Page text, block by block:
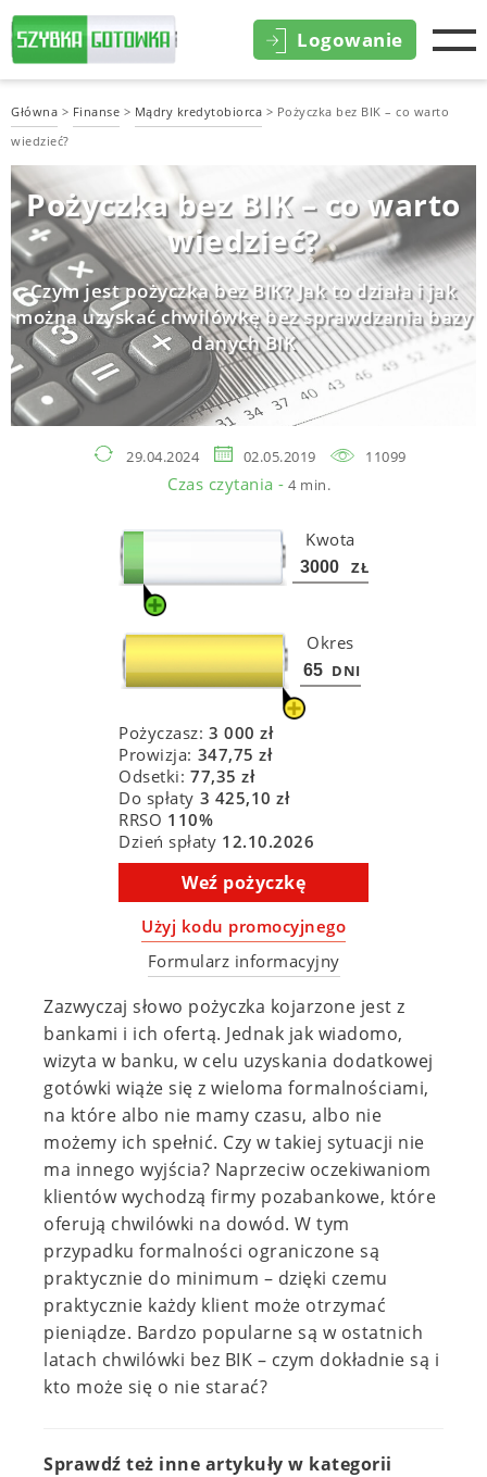
Logowanie
Główna > Finanse > Mądry kredytobiorca > Pożyczka bez BIK – co warto
wiedzieć?
Pożyczka bez BIK – co warto
wiedzieć?
Czym jest pożyczka bez BIK? Jak to działa i jak
można uzyskać chwilówkę bez sprawdzania bazy
danych BIK
29.04.2024 02.05.2019 11099
Czas czytania - 4 min.
Zazwyczaj słowo pożyczka kojarzone jest z
bankami i ich ofertą. Jednak jak wiadomo,
wizyta w banku, w celu uzyskania dodatkowej
gotówki wiąże się z wieloma formalnościami,
na które albo nie mamy czasu, albo nie
możemy ich spełnić. Czy w takiej sytuacji nie
ma innego wyjścia? Naprzeciw oczekiwaniom
klientów wychodzą firmy pozabankowe, które
oferują chwilówki na dowód. W tym
przypadku formalności ograniczone są
praktycznie do minimum – dzięki czemu
praktycznie każdy klient może otrzymać
pieniądze. Bardzo popularne są w ostatnich
latach chwilówki bez BIK – czym dokładnie są i
kto może się o nie starać?
Sprawdź też inne artykuły w kategorii
Kwota
ZŁ
Okres
DNI
Pożyczasz: 3 000 zł
Prowizja: 347,75 zł
Odsetki: 77,35 zł
Do spłaty 3 425,10 zł
RRSO 110%
Dzień spłaty 12.10.2026
Weź pożyczkę
Użyj kodu promocyjnego
Formularz informacyjny